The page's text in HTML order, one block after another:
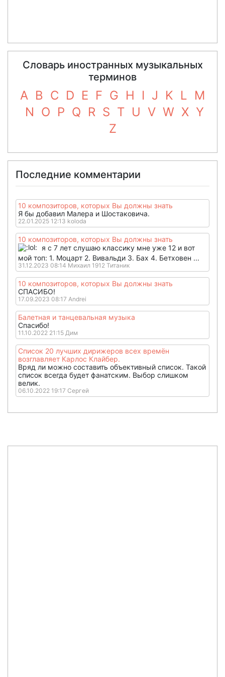
Словарь иностранных музыкальных
терминов
A B C D E F G H I J K L M
N O P Q R S T U V W X Y
Z
Последние комментарии
10 композиторов, которых Вы должны знать
Я бы добавил Малера и Шостаковича.
22.01.2025 12:13 koloda
10 композиторов, которых Вы должны знать
я с 7 лет слушаю классику мне уже 12 и вот
мой топ: 1. Моцарт 2. Вивальди 3. Бах 4. Бетховен ...
31.12.2023 08:14 Михаил 1912 Титаник
10 композиторов, которых Вы должны знать
СПАСИБО!
17.09.2023 08:17 Andrei
Балетная и танцевальная музыка
Спасибо!
11.10.2022 21:15 Дим
Список 20 лучших дирижеров всех времён
возглавляет Карлос Клайбер.
Вряд ли можно составить объективный список. Такой
список всегда будет фанатским. Выбор слишком
велик.
06.10.2022 19:17 Сергей